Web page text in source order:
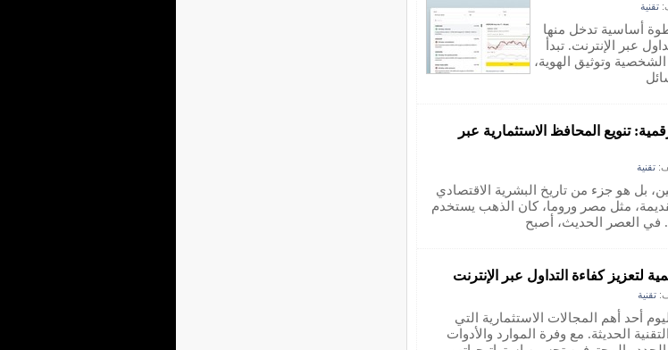
تقنية
أساسية تدخل منها
عبر الإنترنت. تبدأ
الشخصية وتوثيق الهوية،
تنويع المحافظ الاستثمارية عبر
تقنية
بل هو جزء من تاريخ البشرية الاقتصادي
مثل مصر وروما، كان الذهب يستخدم
في العصر الحديث، أصبح
لتعزيز كفاءة التداول عبر الإنترنت
تقنية
أحد أهم المجالات الاستثمارية التي
الحديثة. مع وفرة الموارد والأدوات